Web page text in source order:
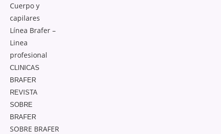
Cuerpo y
capilares
Línea Brafer –
Linea
profesional
CLINICAS
BRAFER
REVISTA
SOBRE
BRAFER
SOBRE BRAFER